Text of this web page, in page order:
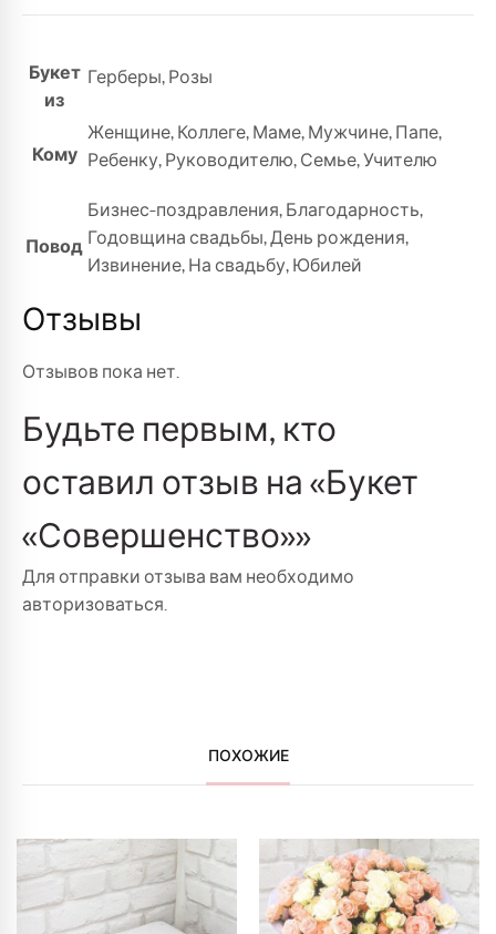
Букет
из
Герберы,Розы
Кому
Женщине,Коллеге,Маме,Мужчине,Папе,
Ребенку,Руководителю,Семье,Учителю
Повод
Бизнес-поздравления,Благодарность,
Годовщина свадьбы,День рождения,
Извинение,На свадьбу,Юбилей
Отзывы
Отзывов пока нет.
Будьте первым, кто
оставил отзыв на «Букет
«Совершенство»»
Для отправки отзыва вам необходимо
авторизоваться.
ПОХОЖИЕ